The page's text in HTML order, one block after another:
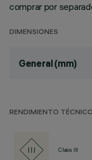
comprar por
DIMENSIONES
General (mm)
RENDIMIENTO TÉCNICO
Class III